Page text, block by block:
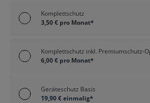
Komplettschutz
3,50 € pro Monat*
Komplettschutz inkl. Premiumschutz-
6,00 € pro Monat*
Geräteschutz Basis
19,90 € einmalig*